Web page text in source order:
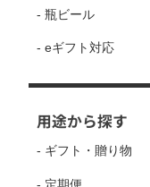
- 瓶ビール
- eギフト対応
用途から探す
- ギフト・贈り物
- 定期便